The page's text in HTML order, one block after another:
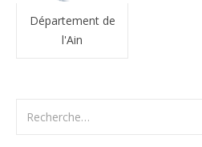
Département de
l'Ain